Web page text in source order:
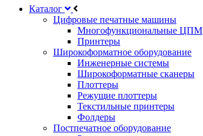
Каталог
Цифровые печатные машины
Многофункциональные ЦПМ
Принтеры
Широкоформатное оборудование
Инженерные системы
Широкоформатные сканеры
Плоттеры
Режущие плоттеры
Текстильные принтеры
Фолдеры
Постпечатное оборудование